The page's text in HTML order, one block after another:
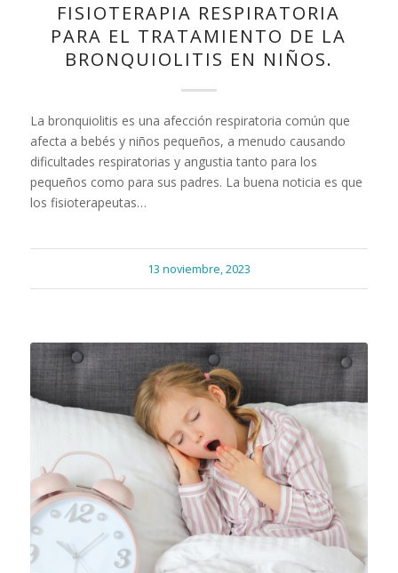
FISIOTERAPIA RESPIRATORIA
PARA EL TRATAMIENTO DE LA
BRONQUIOLITIS EN NIÑOS.
La bronquiolitis es una afección respiratoria común que
afecta a bebés y niños pequeños, a menudo causando
dificultades respiratorias y angustia tanto para los
pequeños como para sus padres. La buena noticia es que
los fisioterapeutas…
13 noviembre, 2023